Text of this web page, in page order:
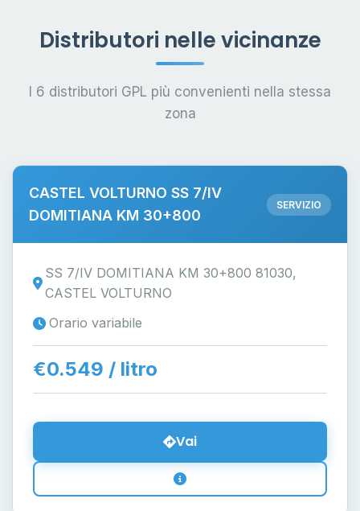
Distributori nelle vicinanze
I 6 distributori GPL più convenienti nella stessa
zona
CASTEL VOLTURNO SS 7/IV
DOMITIANA KM 30+800
SERVIZIO
SS 7/IV DOMITIANA KM 30+800 81030,
CASTEL VOLTURNO
Orario variabile
€0.549 / litro
Vai